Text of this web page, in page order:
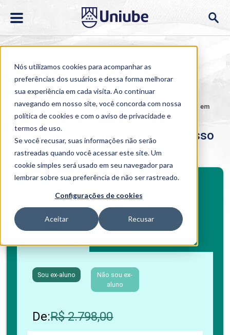
Nós utilizamos cookies para acompanhar as
preferências dos usuários e dessa forma melhorar
sua experiência em cada visita. Ao continuar
navegando em nosso site, você concorda com nossa
política de cookies e com o aviso deprivacidade e
termos de uso.
Se você recusar, suas informações não serão
rastreadas quando você acessar este site. Um
cookie simples será usado em seu navegador para
lembrar sobre sua preferência de não ser rastreado.
Configurações de cookies
Aceitar Recusar
Home > Cursos > EAD > Pós-graduação >Especialização em
Direito e Processo Penal
Especialização em Direito e Processo
Penal
Investimento
Boleto bancário / PIX Cartão de crédito
Sou ex-aluno
Não sou ex-
aluno
De:R$ 2.798,00
BENEFÍCIOS
Benefícios pós-graduação